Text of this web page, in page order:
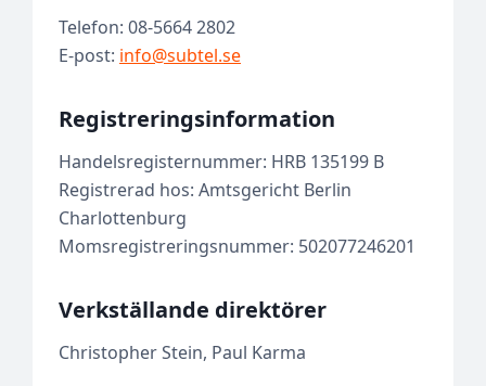
Telefon: 08-5664 2802
E-post: info@subtel.se
Registreringsinformation
Handelsregisternummer: HRB 135199 B
Registrerad hos: Amtsgericht Berlin
Charlottenburg
Momsregistreringsnummer: 502077246201
Verkställande direktörer
Christopher Stein, Paul Karma